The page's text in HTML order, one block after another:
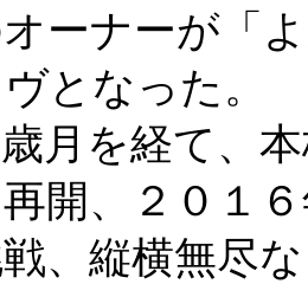
ーナーが「
となった。
月を経て、
開、２０１
、縦横無尽